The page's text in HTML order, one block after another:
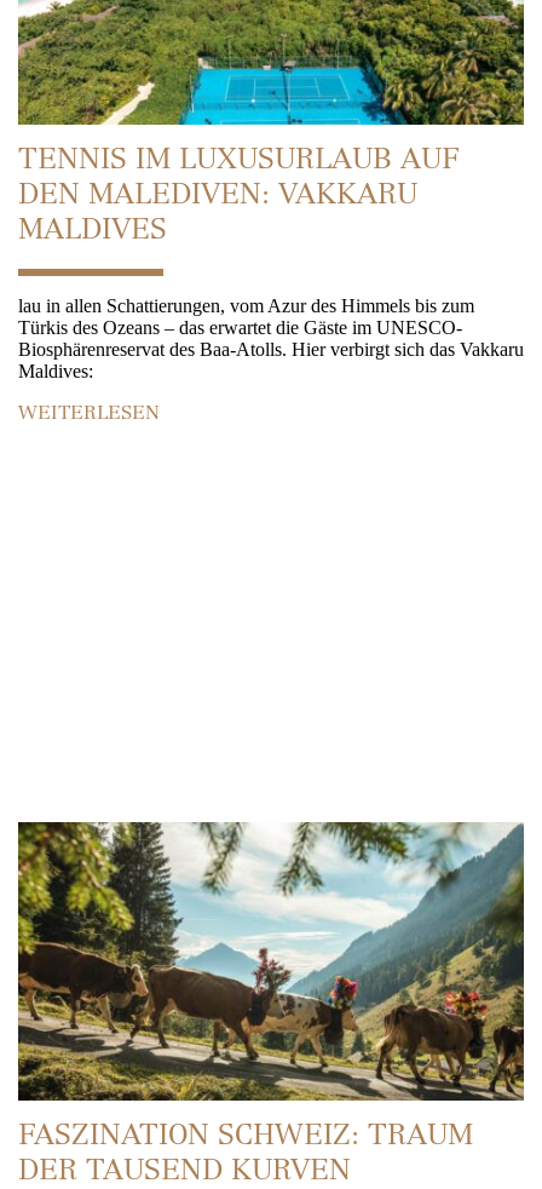
TENNIS IM LUXUSURLAUB AUF
DEN MALEDIVEN: VAKKARU
MALDIVES
lau in allen Schattierungen, vom Azur des Himmels bis zum
Türkis des Ozeans – das erwartet die Gäste im UNESCO-
Biosphärenreservat des Baa-Atolls. Hier verbirgt sich das Vakkaru
Maldives:
WEITERLESEN
FASZINATION SCHWEIZ: TRAUM
DER TAUSEND KURVEN